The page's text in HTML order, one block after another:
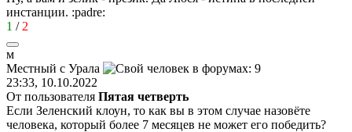
инстанции. :padre:
1 / 2
м
Местный с Урала
23:33, 10.10.2022
От пользователя Пятая четверть
Если Зеленский клоун, то как вы в этом случае назовёте
человека, который более 7 месяцев не может его победить?